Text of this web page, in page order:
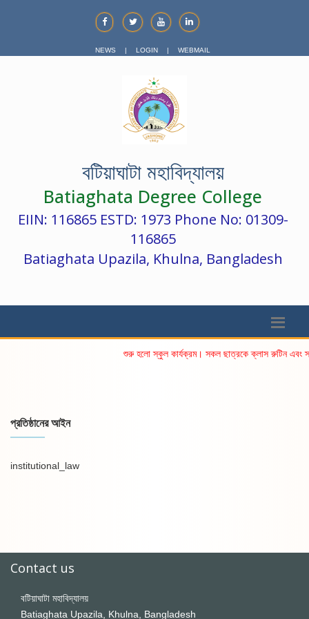
NEWS | LOGIN | WEBMAIL
বটিয়াঘাটা মহাবিদ্যালয়
Batiaghata Degree College
EIIN: 116865 ESTD: 1973 Phone No: 01309-
116865
Batiaghata Upazila, Khulna, Bangladesh
শুরু হলো স্কুল কার্যক্রম। সকল ছাত্রকে ক্লাস রুটিন এবং
প্রতিষ্ঠানের আইন
institutional_law
Contact us
বটিয়াঘাটা মহাবিদ্যালয়
Batiaghata Upazila, Khulna, Bangladesh